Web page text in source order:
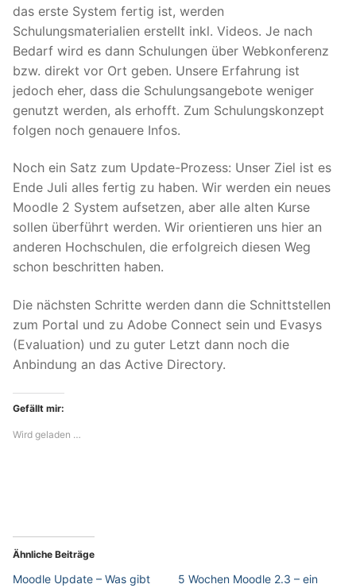
das erste System fertig ist, werden
Schulungsmaterialien erstellt inkl. Videos. Je nach
Bedarf wird es dann Schulungen über Webkonferenz
bzw. direkt vor Ort geben. Unsere Erfahrung ist
jedoch eher, dass die Schulungsangebote weniger
genutzt werden, als erhofft. Zum Schulungskonzept
folgen noch genauere Infos.
Noch ein Satz zum Update-Prozess: Unser Ziel ist es
Ende Juli alles fertig zu haben. Wir werden ein neues
Moodle 2 System aufsetzen, aber alle alten Kurse
sollen überführt werden. Wir orientieren uns hier an
anderen Hochschulen, die erfolgreich diesen Weg
schon beschritten haben.
Die nächsten Schritte werden dann die Schnittstellen
zum Portal und zu Adobe Connect sein und Evasys
(Evaluation) und zu guter Letzt dann noch die
Anbindung an das Active Directory.
Gefällt mir:
Wird geladen …
Ähnliche Beiträge
Moodle Update – Was gibt
5 Wochen Moodle 2.3 – ein